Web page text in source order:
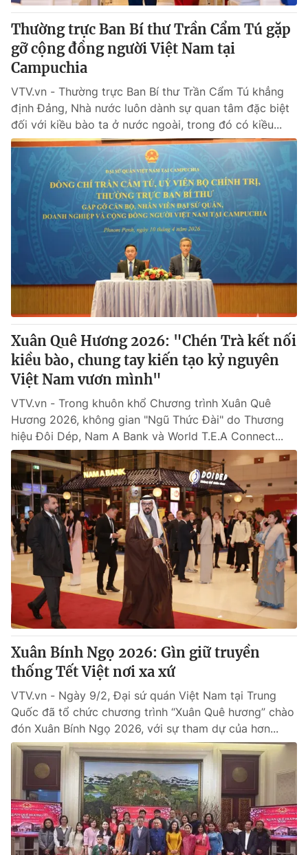
Nguyễn Trọng Ninh
Tổng đài VTV:024.38 355 931 - 024.38 355 932
Ðiện thoại Thời báo VTV:024.66 897 897
Email:toasoan@vtv.vn
Liên hệ quảng cáo:
024-7300.7108
® Cấm sao chép dưới mọi hình thức nếu không có sự chấp
thuận bằng văn bản. Ghi rõ nguồn VTV.vn khi phát hành lại
thông tin từ website này.
Thường trực Ban Bí thư Trần Cẩm Tú gặp
gỡ cộng đồng người Việt Nam tại
Campuchia
VTV.vn - Thường trực Ban Bí thư Trần Cẩm Tú khẳng
định Đảng, Nhà nước luôn dành sự quan tâm đặc biệt
đối với kiều bào ta ở nước ngoài, trong đó có kiều...
Xuân Quê Hương 2026: "Chén Trà kết nối
kiều bào, chung tay kiến tạo kỷ nguyên
Việt Nam vươn mình"
VTV.vn - Trong khuôn khổ Chương trình Xuân Quê
Hương 2026, không gian "Ngũ Thức Đài" do Thương
hiệu Đôi Dép, Nam A Bank và World T.E.A Connect...
Xuân Bính Ngọ 2026: Gìn giữ truyền
thống Tết Việt nơi xa xứ
VTV.vn - Ngày 9/2, Đại sứ quán Việt Nam tại Trung
Quốc đã tổ chức chương trình “Xuân Quê hương” chào
đón Xuân Bính Ngọ 2026, với sự tham dự của hơn...